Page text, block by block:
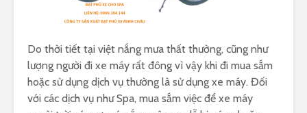
Do thời tiết tại việt nắng mưa thất thường, cũng như
lượng người đi xe máy rất đông vì vậy khi đi mua sắm
hoặc sử dụng dịch vụ thường là sử dụng xe máy. Đối
với các dịch vụ như Spa, mua sắm việc để xe máy